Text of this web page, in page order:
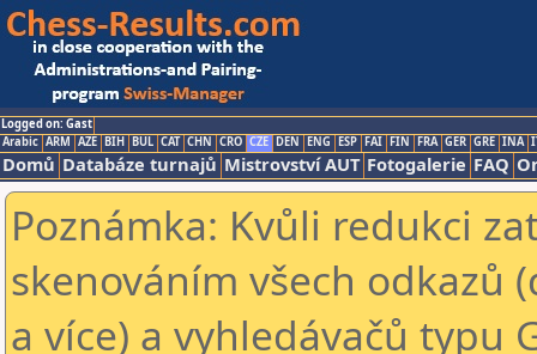
Logged on: Gast
Arabic ARM AZE BIH BUL CAT CHN CRO CZE DEN ENG ESP FAI FIN FRA GER GRE INA
Domů Databáze turnajů Mistrovství AUT Fotogalerie FAQ
Poznámka: Kvůli redukci
skenováním všech odkazů
a více) a vyhledávačů typu